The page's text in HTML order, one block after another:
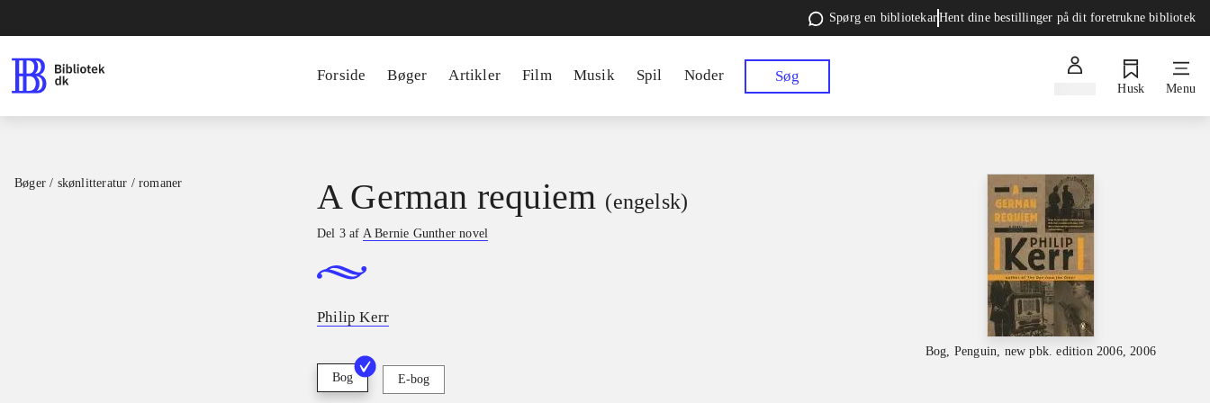
Spørg en bibliotekarHent dine bestillinger på dit foretrukne bibliotek
Forside Bøger Artikler Film Musik Spil Noder Søg
Husk Menu
Bøger / skønlitteratur / romaner
Bog, Penguin, new pbk. edition 2006, 2006
A German requiem (engelsk)
Del 3 af A Bernie Gunther novel
Philip Kerr
Bog E-bog